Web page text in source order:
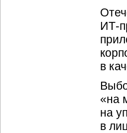
ИТ-
в
«на
на
в